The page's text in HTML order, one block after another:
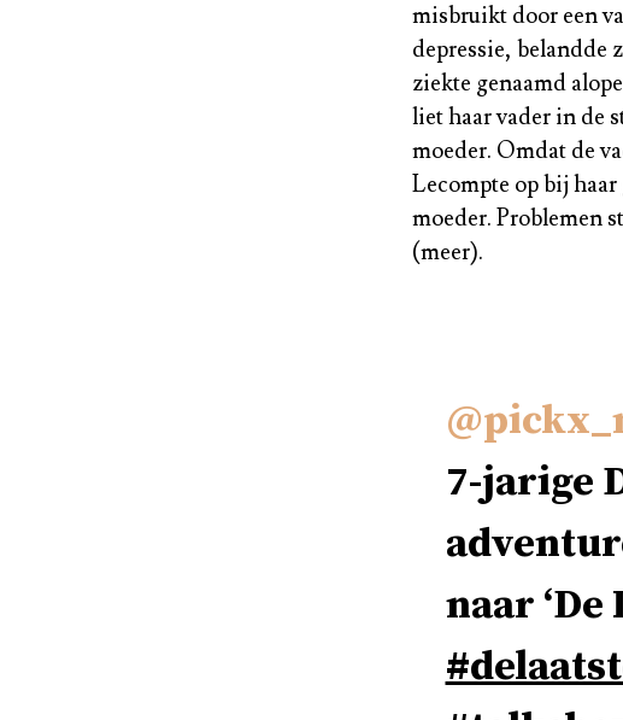
misbruikt door een
depressie, belandde
ziekte genaamd
liet haar vader in de
moeder. Omdat de
Lecompte op bij
moeder. Problemen
(meer).
7-jarige
naar